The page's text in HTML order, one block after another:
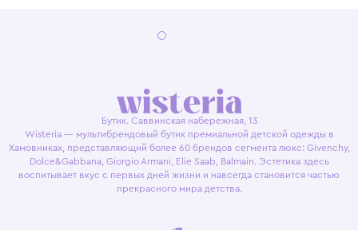
Бутик. Саввинская набережная, 13
Wisteria — мультибрендовый бутик премиальной детской одежды в
Хамовниках, представляющий более 60 брендов сегмента люкс: Givenchy,
Dolce&Gabbana, Giorgio Armani, Elie Saab, Balmain. Эстетика здесь
воспитывает вкус с первых дней жизни и навсегда становится частью
прекрасного мира детства.